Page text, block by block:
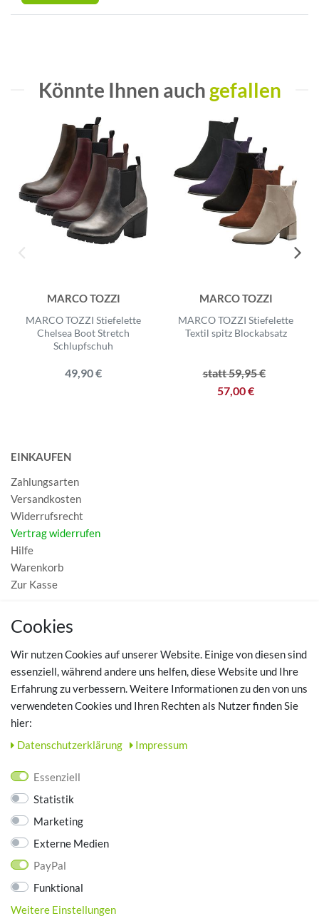
Könnte Ihnen auch gefallen
MARCO TOZZI
MARCO TOZZI Stiefelette
Chelsea Boot Stretch
Schlupfschuh
49,90 €
MARCO TOZZI
MARCO TOZZI Stiefelette
Textil spitz Blockabsatz
statt 59,95 €
57,00 €
EINKAUFEN
Zahlungsarten
Versandkosten
Widerrufsrecht
Vertrag widerrufen
Hilfe
Warenkorb
Zur Kasse
MEIN KONTO
TOP SCHUHTHEMEN
Hausschuhe - Bequeme Schuhe für zuhause
Datenschutz
AGB
Impressum
ZAHLUNGSARTEN
Cookies
Wir nutzen Cookies auf unserer Website. Einige von diesen sind
essenziell, während andere uns helfen, diese Website und Ihre
Erfahrung zu verbessern. Weitere Informationen zu den von uns
verwendeten Cookies und Ihren Rechten als Nutzer finden Sie
hier:
Daten­schutz­erklärung
Impressum
Essenziell
Statistik
Marketing
Externe Medien
PayPal
Funktional
Weitere Einstellungen